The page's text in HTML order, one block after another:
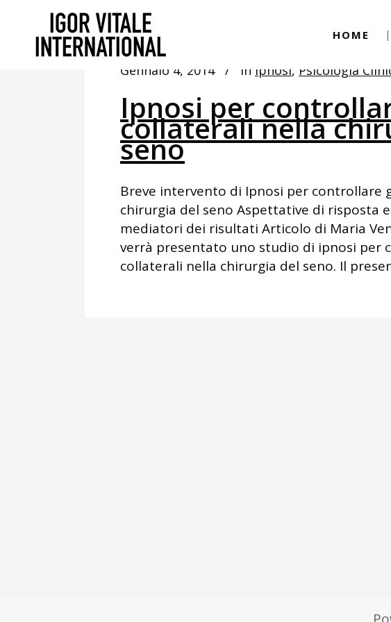
HOME
Gennaio 4, 2014 In Ipnosi, Psicologia
Ipnosi per
collaterali nella
seno
Breve intervento di Ipnosi per controllare
chirurgia del seno Aspettative di risposta
mediatori dei risultati Articolo di Maria
verrà presentato uno studio di ipnosi per
collaterali nella chirurgia del seno. Il